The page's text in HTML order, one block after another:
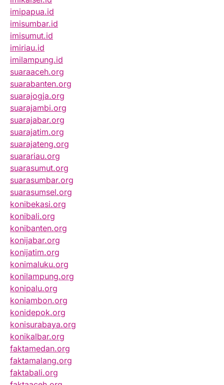
imipapua.id
imisumbar.id
imisumut.id
imiriau.id
imilampung.id
suaraaceh.org
suarabanten.org
suarajogja.org
suarajambi.org
suarajabar.org
suarajatim.org
suarajateng.org
suarariau.org
suarasumut.org
suarasumbar.org
suarasumsel.org
konibekasi.org
konibali.org
konibanten.org
konijabar.org
konijatim.org
konimaluku.org
konilampung.org
konipalu.org
koniambon.org
konidepok.org
konisurabaya.org
konikalbar.org
faktamedan.org
faktamalang.org
faktabali.org